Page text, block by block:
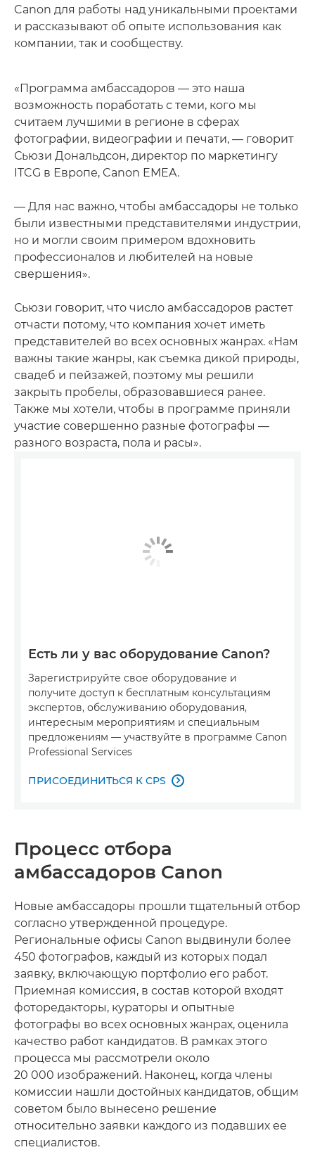
Canon для работы над уникальными проектами
и рассказывают об опыте использования как
компании, так и сообществу.
«Программа амбассадоров — это наша
возможность поработать с теми, кого мы
считаем лучшими в регионе в сферах
фотографии, видеографии и печати, — говорит
Сьюзи Дональдсон, директор по маркетингу
ITCG в Европе, Canon EMEA.
— Для нас важно, чтобы амбассадоры не только
были известными представителями индустрии,
но и могли своим примером вдохновить
профессионалов и любителей на новые
свершения».
Сьюзи говорит, что число амбассадоров растет
отчасти потому, что компания хочет иметь
представителей во всех основных жанрах. «Нам
важны такие жанры, как съемка дикой природы,
свадеб и пейзажей, поэтому мы решили
закрыть пробелы, образовавшиеся ранее.
Также мы хотели, чтобы в программе приняли
участие совершенно разные фотографы —
разного возраста, пола и расы».
Есть ли у вас оборудование Canon?
Зарегистрируйте свое оборудование и
получите доступ к бесплатным консультациям
экспертов, обслуживанию оборудования,
интересным мероприятиям и специальным
предложениям — участвуйте в программе Canon
Professional Services
ПРИСОЕДИНИТЬСЯ К CPS 
Процесс отбора
амбассадоров Canon
Новые амбассадоры прошли тщательный отбор
согласно утвержденной процедуре.
Региональные офисы Canon выдвинули более
450 фотографов, каждый из которых подал
заявку, включающую портфолио его работ.
Приемная комиссия, в состав которой входят
фоторедакторы, кураторы и опытные
фотографы во всех основных жанрах, оценила
качество работ кандидатов. В рамках этого
процесса мы рассмотрели около
20 000 изображений. Наконец, когда члены
комиссии нашли достойных кандидатов, общим
советом было вынесено решение
относительно заявки каждого из подавших ее
специалистов.